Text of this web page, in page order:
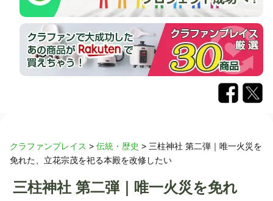
クラファンプレイス > 伝統・歴史 > 三柱神社 第二弾｜唯一火災を
免れた、立花宗茂を祀る本殿を改修したい
三柱神社 第二弾｜唯一火災を免れ